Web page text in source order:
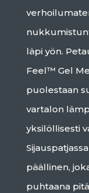
läpi yön.
Feel™ Gel
puolestaan
vartalon
yksilöllisesti
päällinen,
puhtaana